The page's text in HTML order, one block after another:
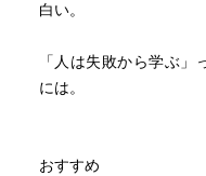
白い。
「人は失敗から学ぶ
には。
おすすめ